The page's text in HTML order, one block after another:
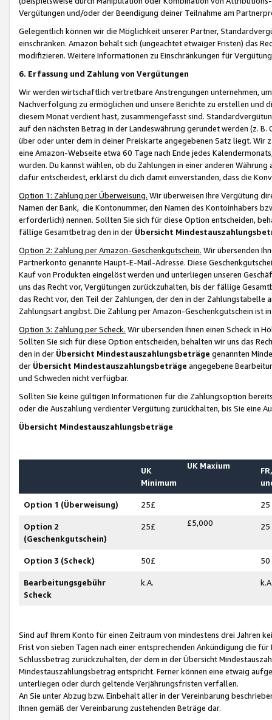
Vergütungen und/oder der Beendigung deiner Teilnahme am
Gelegentlich können wir die Möglichkeit unserer Partner,
einschränken. Amazon behält sich (ungeachtet etwaiger Fristen) das
modifizieren. Weitere Informationen zu Einschränkungen für
6. Erfassung und Zahlung von Vergütungen
Wir werden wirtschaftlich vertretbare Anstrengungen unternehmen,
Nachverfolgung zu ermöglichen und unsere Berichte zu erstellen und
diesem Monat verdient hast, zusammengefasst sind.
auf den nächsten Betrag in der Landeswährung gerundet werden (z.
über oder unter dem in deiner Preiskarte angegebenen Satz liegt.
eine Amazon-Webseite etwa 60 Tage nach Ende jedes
wurden. Du kannst wählen, ob du Zahlungen in einer anderen
dafür entscheidest, erklärst du dich damit einverstanden, dass die
Option 1: Zahlung per Überweisung. Wir überweisen Ihre Vergütung
Namen der Bank, die Kontonummer, den Namen des Kontoinhabers
erforderlich) nennen. Sollten Sie sich für diese Option entscheiden,
fällige Gesamtbetrag den in der Übersicht
Option 2: Zahlung per Amazon-Geschenkgutschein. Wir übersenden
Partnerkonto genannte Haupt-E-Mail-Adresse. Diese
Kauf von Produkten eingelöst werden und unterliegen unseren
uns das Recht vor, Vergütungen zurückzuhalten, bis der fällige
das Recht vor, den Teil der Zahlungen, der den in der
Zahlungsart angibst. Die Zahlung per Amazon-Geschenkgutschein ist
Option 3: Zahlung per Scheck. Wir übersenden Ihnen einen Scheck in
Sollten Sie sich für diese Option entscheiden, behalten wir uns das
den in der Übersicht Mindestauszahlungsbeträge genannten
der Übersicht Mindestauszahlungsbeträge angegebene
und Schweden nicht verfügbar.
Sollten Sie keine gültigen Informationen für die Zahlungsoption
oder die Auszahlung verdienter Vergütung zurückhalten, bis Sie
Übersicht Mindestauszahlungsbeträge
UK
Minimum
UK Maxium
Option 1 (Überweisung) 25£ 25
Option 2
(Geschenkgutschein)
25£ £5,000 25
Option 3 (Scheck) 50£ 50
Bearbeitungsgebühr
Scheck
k.A.
Sind auf Ihrem Konto für einen Zeitraum von mindestens drei Jahren
Frist von sieben Tagen nach einer entsprechenden Ankündigung die
Schlussbetrag zurückzuhalten, der dem in der Übersicht
Mindestauszahlungsbetrag entspricht. Ferner können eine etwaig
unterliegen oder durch geltende Verjährungsfristen verfallen.
An Sie unter Abzug bzw. Einbehalt aller in der Vereinbarung
Ihnen gemäß der Vereinbarung zustehenden Beträge dar.